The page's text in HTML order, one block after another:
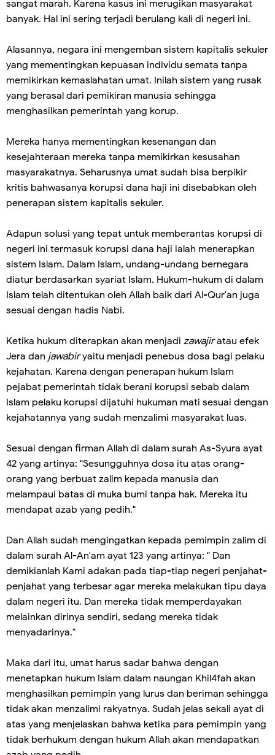
sangat marah. Karena kasus ini merugikan masyarakat
banyak. Hal ini sering terjadi berulang kali di negeri ini.
Alasannya, negara ini mengemban sistem kapitalis sekuler
yang mementingkan kepuasan individu semata tanpa
memikirkan kemaslahatan umat. Inilah sistem yang rusak
yang berasal dari pemikiran manusia sehingga
menghasilkan pemerintah yang korup.
Mereka hanya mementingkan kesenangan dan
kesejahteraan mereka tanpa memikirkan kesusahan
masyarakatnya. Seharusnya umat sudah bisa berpikir
kritis bahwasanya korupsi dana haji ini disebabkan oleh
penerapan sistem kapitalis sekuler.
Adapun solusi yang tepat untuk memberantas korupsi di
negeri ini termasuk korupsi dana haji ialah menerapkan
sistem Islam. Dalam Islam, undang-undang bernegara
diatur berdasarkan syariat Islam. Hukum-hukum di dalam
Islam telah ditentukan oleh Allah baik dari Al-Qur'an juga
sesuai dengan hadis Nabi.
Ketika hukum diterapkan akan menjadi zawajiratau efek
Jera dan jawabiryaitu menjadi penebus dosa bagi pelaku
kejahatan. Karena dengan penerapan hukum Islam
pejabat pemerintah tidak berani korupsi sebab dalam
Islam pelaku korupsi dijatuhi hukuman mati sesuai dengan
kejahatannya yang sudah menzalimi masyarakat luas.
Sesuai dengan firman Allah di dalam surah As-Syura ayat
42 yang artinya: "Sesungguhnya dosa itu atas orang-
orang yang berbuat zalim kepada manusia dan
melampaui batas di muka bumi tanpa hak. Mereka itu
mendapat azab yang pedih."
Dan Allah sudah mengingatkan kepada pemimpin zalim di
dalam surah Al-An'am ayat 123 yang artinya: " Dan
demikianlah Kami adakan pada tiap-tiap negeri penjahat-
penjahat yang terbesar agar mereka melakukan tipu daya
dalam negeri itu. Dan mereka tidak memperdayakan
melainkan dirinya sendiri, sedang mereka tidak
menyadarinya."
Maka dari itu, umat harus sadar bahwa dengan
menetapkan hukum Islam dalam naungan Khil4fah akan
menghasilkan pemimpin yang lurus dan beriman sehingga
tidak akan menzalimi rakyatnya. Sudah jelas sekali ayat di
atas yang menjelaskan bahwa ketika para pemimpin yang
tidak berhukum dengan hukum Allah akan mendapatkan